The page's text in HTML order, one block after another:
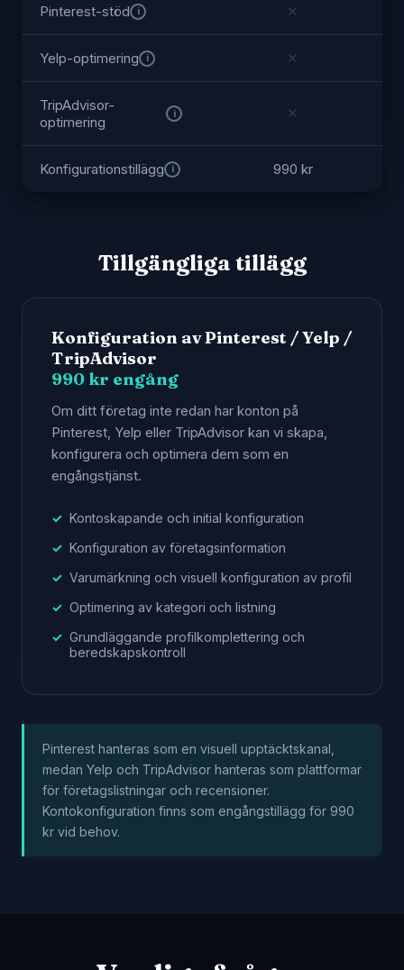
Pinterest-stöd i ✕
Yelp-optimering i ✕
TripAdvisor-
optimering
i ✕
Konfigurationstillägg i 990 kr
Tillgängliga tillägg
Konfiguration av Pinterest / Yelp /
TripAdvisor
990 kr engång
Om ditt företag inte redan har konton på
Pinterest, Yelp eller TripAdvisor kan vi skapa,
konfigurera och optimera dem som en
engångstjänst.
Kontoskapande och initial konfiguration
Konfiguration av företagsinformation
Varumärkning och visuell konfiguration av profil
Optimering av kategori och listning
Grundläggande profilkomplettering och
beredskapskontroll
Pinterest hanteras som en visuell upptäcktskanal,
medan Yelp och TripAdvisor hanteras som plattformar
för företagslistningar och recensioner.
Kontokonfiguration finns som engångstillägg för 990
kr vid behov.